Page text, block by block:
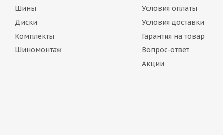
Шины
Диски
Комплекты
Шиномонтаж
Условия оплаты
Условия доставки
Гарантия на товар
Вопрос-ответ
Акции